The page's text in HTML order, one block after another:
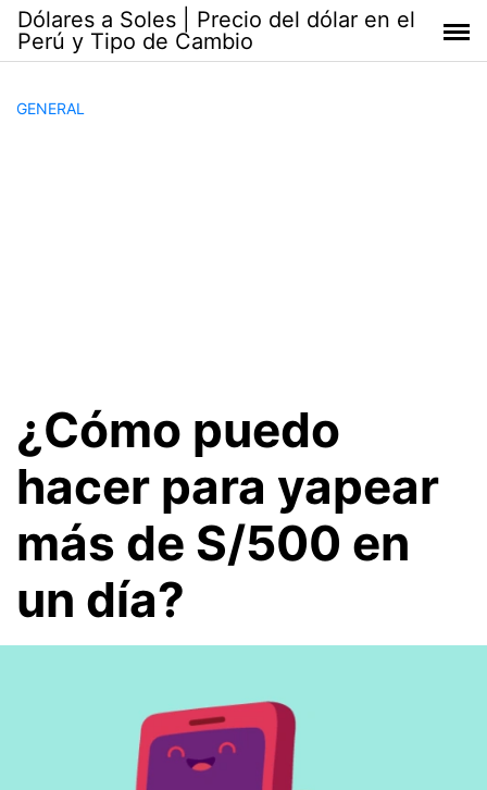
Saltar
contenido
Dólares a Soles | Precio del dólar en el
Perú y Tipo de Cambio
GENERAL
¿Cómo puedo
hacer para yapear
más de S/500 en
un día?